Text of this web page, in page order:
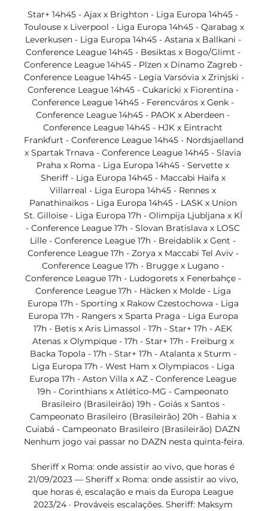
Star+ 14h45 - Ajax x Brighton - Liga Europa 14h45 -
Toulouse x Liverpool - Liga Europa 14h45 - Qarabag x
Leverkusen - Liga Europa 14h45 - Astana x Ballkani -
Conference League 14h45 - Besiktas x Bogo/Glimt -
Conference League 14h45 - Plzen x Dinamo Zagreb -
Conference League 14h45 - Legia Varsóvia x Zrinjski -
Conference League 14h45 - Cukaricki x Fiorentina -
Conference League 14h45 - Ferencváros x Genk -
Conference League 14h45 - PAOK x Aberdeen -
Conference League 14h45 - HJK x Eintracht
Frankfurt - Conference League 14h45 - Nordsjaelland
x Spartak Trnava - Conference League 14h45 - Slavia
Praha x Roma - Liga Europa 14h45 - Servette x
Sheriff - Liga Europa 14h45 - Maccabi Haifa x
Villarreal - Liga Europa 14h45 - Rennes x
Panathinaikos - Liga Europa 14h45 - LASK x Union
St. Gilloise - Liga Europa 17h - Olimpija Ljubljana x KÍ
- Conference League 17h - Slovan Bratislava x LOSC
Lille - Conference League 17h - Breidablik x Gent -
Conference League 17h - Zorya x Maccabi Tel Aviv -
Conference League 17h - Brugge x Lugano -
Conference League 17h - Ludogorets x Fenerbahçe -
Conference League 17h - Häcken x Molde - Liga
Europa 17h - Sporting x Rakow Czestochowa - Liga
Europa 17h - Rangers x Sparta Praga - Liga Europa
17h - Betis x Aris Limassol - 17h - Star+ 17h - AEK
Atenas x Olympique - 17h - Star+ 17h - Freiburg x
Backa Topola - 17h - Star+ 17h - Atalanta x Sturm -
Liga Europa 17h - West Ham x Olympiacos - Liga
Europa 17h - Aston Villa x AZ - Conference League
19h - Corinthians x Atlético-MG - Campeonato
Brasileiro (Brasileirão) 19h - Goiás x Santos -
Campeonato Brasileiro (Brasileirão) 20h - Bahia x
Cuiabá - Campeonato Brasileiro (Brasileirão) DAZN
Nenhum jogo vai passar no DAZN nesta quinta-feira.
Sheriff x Roma: onde assistir ao vivo, que horas é
21/09/2023 — Sheriff x Roma: onde assistir ao vivo,
que horas é, escalação e mais da Europa League
2023/24 · Prováveis escalações. Sheriff: Maksym